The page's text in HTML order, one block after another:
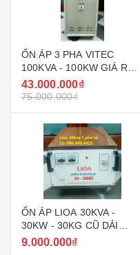
ỔN ÁP 3 PHA VITEC
100KVA - 100KW GIÁ RẺ
NHẤT THỊ TRƯỜNG
43.000.000₫
75.000.000₫
ỔN ÁP LIOA 30KVA -
30KW - 30KG CŨ DẢI
150V ~ 250V MODEL SH -
9.000.000₫